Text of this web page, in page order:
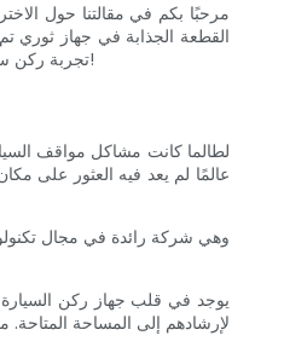
مرحبًا بكم في مقالتنا حول
القطعة الجذابة في جهاز ثوري
تجربة ركن سيارات أكثر كفاءة وخالية من المتاعب. انضم إلينا ونحن نكشف عن إمكانات هذا الجهاز الرائد وقدرته على تحويل المساحات الحضرية. الاستعداد للدهشة ونحن نفتح مستقبل مواقف السيارات!
لطالما كانت مشاكل مواقف
عالمًا لم يعد فيه العثور على
يوجد في قلب جهاز ركن